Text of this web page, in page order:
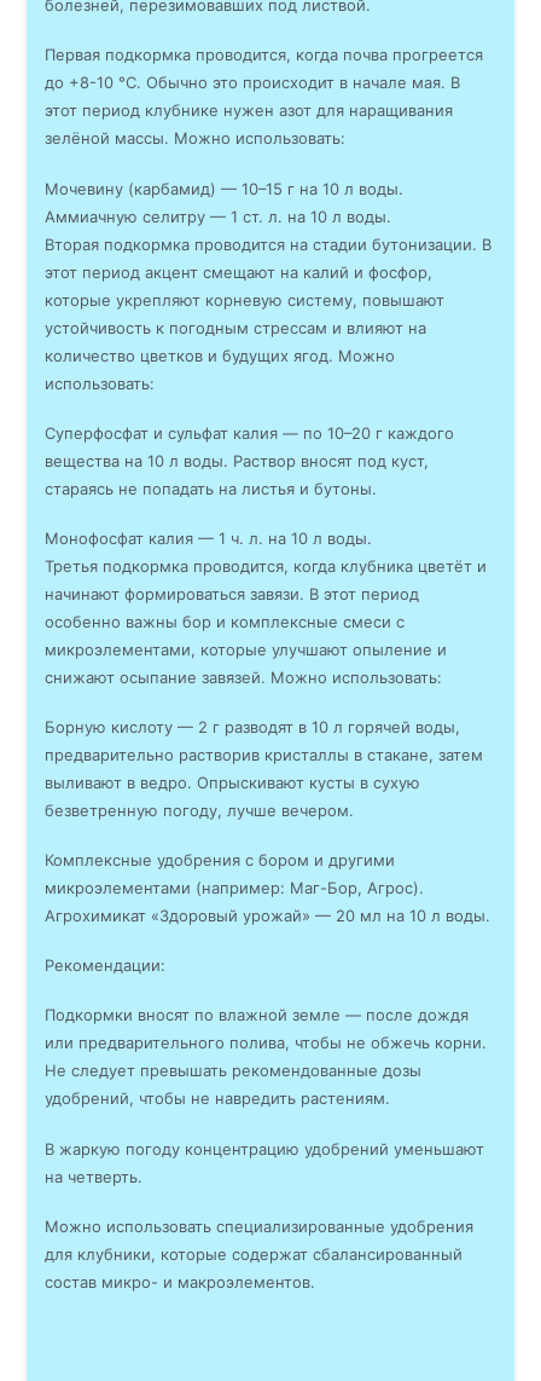
болезней, перезимовавших под листвой.
Первая подкормка проводится, когда почва прогреется
до +8-10 °C. Обычно это происходит в начале мая. В
этот период клубнике нужен азот для наращивания
зелёной массы. Можно использовать:
Мочевину (карбамид) — 10–15 г на 10 л воды.
Аммиачную селитру — 1 ст. л. на 10 л воды.
Вторая подкормка проводится на стадии бутонизации. В
этот период акцент смещают на калий и фосфор,
которые укрепляют корневую систему, повышают
устойчивость к погодным стрессам и влияют на
количество цветков и будущих ягод. Можно
использовать:
Суперфосфат и сульфат калия — по 10–20 г каждого
вещества на 10 л воды. Раствор вносят под куст,
стараясь не попадать на листья и бутоны.
Монофосфат калия — 1 ч. л. на 10 л воды.
Третья подкормка проводится, когда клубника цветёт и
начинают формироваться завязи. В этот период
особенно важны бор и комплексные смеси с
микроэлементами, которые улучшают опыление и
снижают осыпание завязей. Можно использовать:
Борную кислоту — 2 г разводят в 10 л горячей воды,
предварительно растворив кристаллы в стакане, затем
выливают в ведро. Опрыскивают кусты в сухую
безветренную погоду, лучше вечером.
Комплексные удобрения с бором и другими
микроэлементами (например: Маг-Бор, Агрос).
Агрохимикат «Здоровый урожай» — 20 мл на 10 л воды.
Рекомендации:
Подкормки вносят по влажной земле — после дождя
или предварительного полива, чтобы не обжечь корни.
Не следует превышать рекомендованные дозы
удобрений, чтобы не навредить растениям.
В жаркую погоду концентрацию удобрений уменьшают
на четверть.
Можно использовать специализированные удобрения
для клубники, которые содержат сбалансированный
состав микро- и макроэлементов.